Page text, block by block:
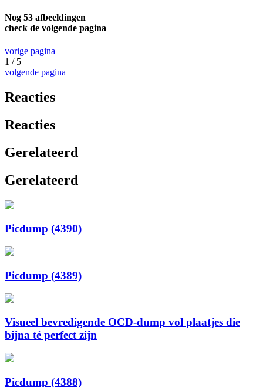
Nog 53 afbeeldingen
check de volgende pagina
vorige pagina
1 / 5
volgende pagina
Reacties
Reacties
Gerelateerd
Gerelateerd
Picdump (4390)
Picdump (4389)
Visueel bevredigende OCD-dump vol plaatjes die
bijna té perfect zijn
Picdump (4388)